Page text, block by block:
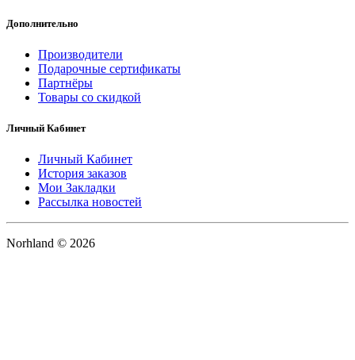
Дополнительно
Производители
Подарочные сертификаты
Партнёры
Товары со скидкой
Личный Кабинет
Личный Кабинет
История заказов
Мои Закладки
Рассылка новостей
Norhland © 2026